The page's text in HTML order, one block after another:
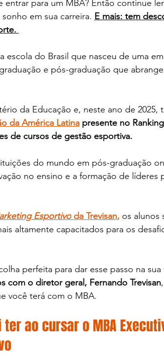
para um MBA? Então continue
em sua carreira. E mais: tem
escola do Brasil que nasceu de uma
e pós-graduação que
da Educação e, neste ano de 2025,
da América Latina presente no
de cursos de gestão esportiva.
do mundo em pós-graduação
no ensino e a formação de líderes
Esportivo da Trevisan, os alunos
altamente capacitados para os
perfeita para dar esse passo na
com o diretor geral, Fernando Trevisan
você terá com o MBA.
ao cursar o MBA